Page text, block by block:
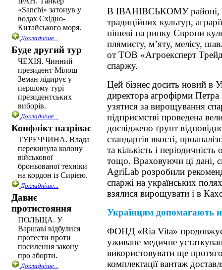
«Sanchi» затонув у
водах Східно-
Китайського моря.
Докладніше...
Буде другий тур
ЧЕХІЯ. Чинний
президент Мілош
Земан лідирує у
першому турі
президентських
виборів.
Докладніше...
Конфлікт назріває
ТУРЕЧЧИНА. Влада
перекинула колону
військової
броньованої техніки
на кордон із Сирією.
Докладніше...
Давнє
протистояння
ПОЛЬЩА. У
Варшаві відбулися
протести проти
посилення закону
про аборти.
Докладніше...
В ІВАНІВСЬКОМУ районі,
традиційних культур,
нішеві на ринку Європи
плямисту, м’яту, мелісу,
от ТOВ «Агрoекcперт
спаржу.
Цей бізнес досить новий в
директора агрофірми
узятися за вирощування
підприємстві проведена
досліджено ґрунт
стандартів якості,
та кількість і
тощо. Враховуючи ці дані,
AgriLab розробили
спаржі на українських
взялися вирощувати і в
Українцям допомагають
ФОНД «Ria Vita»
уживане медичне
використовувати ще
комплектації вантаж